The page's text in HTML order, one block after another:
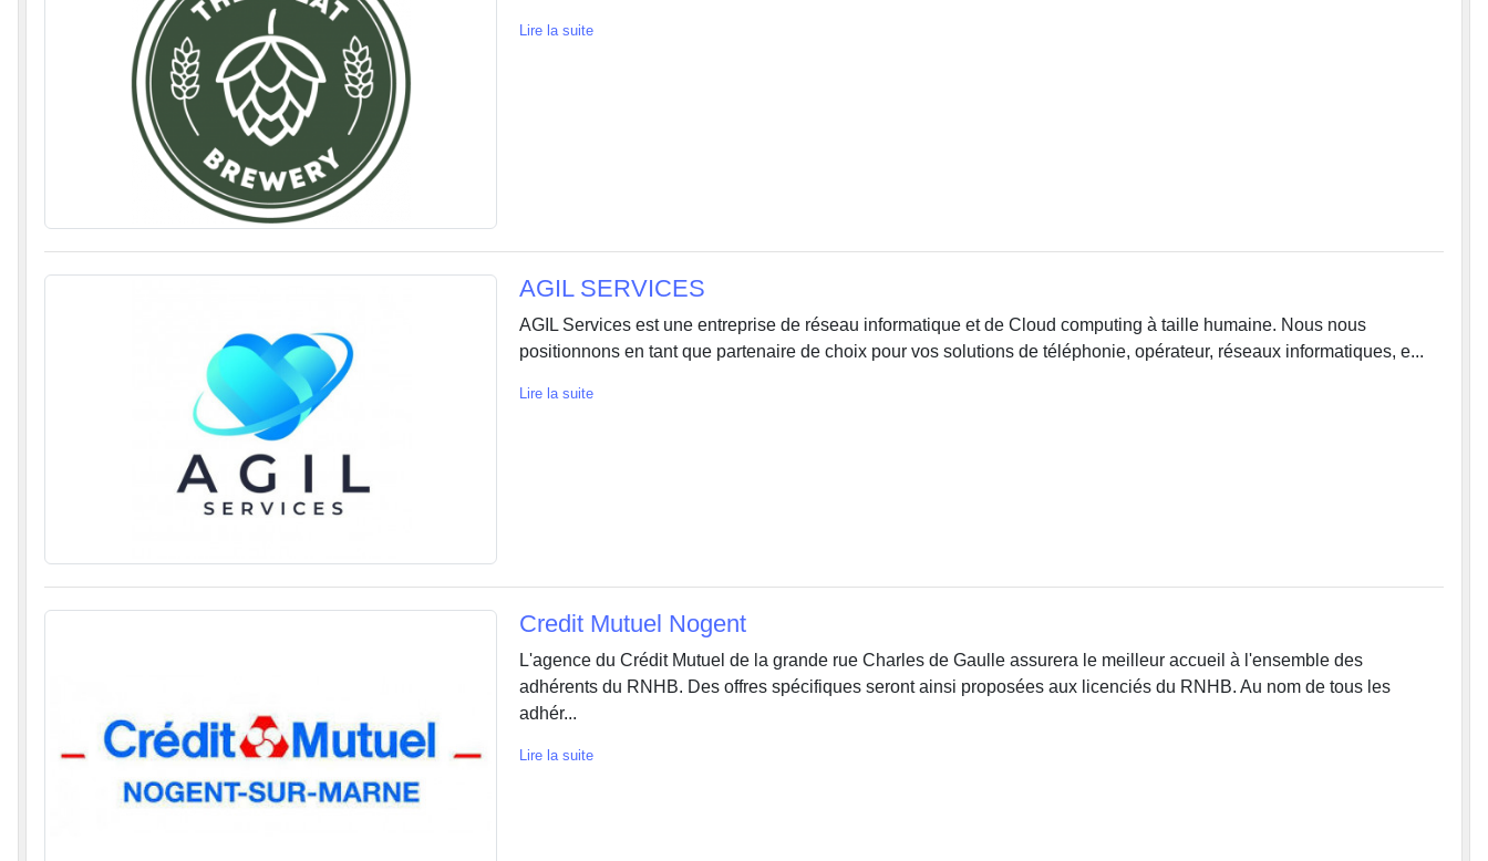
Lire la suite
AGIL SERVICES
AGIL Services est une entreprise de réseau informatique et de Cloud computing à taille humaine. Nous nous
positionnons en tant que partenaire de choix pour vos solutions de téléphonie, opérateur, réseaux informatiques, e...
Lire la suite
Credit Mutuel Nogent
L'agence du Crédit Mutuel de la grande rue Charles de Gaulle assurera le meilleur accueil à l'ensemble des
adhérents du RNHB. Des offres spécifiques seront ainsi proposées aux licenciés du RNHB. Au nom de tous les
adhér...
Lire la suite